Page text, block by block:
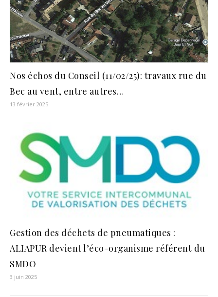
Nos échos du Conseil (11/02/25): travaux rue du
Bec au vent, entre autres…
13 février 2025
Gestion des déchets de pneumatiques :
ALIAPUR devient l’éco-organisme référent du
SMDO
3 juin 2025